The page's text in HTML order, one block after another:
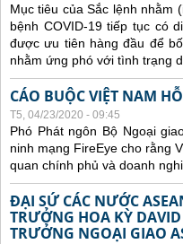
Mục tiêu của Sắc lệnh nhằm
bệnh COVID-19 tiếp tục có
được ưu tiên hàng đầu để
nhằm ứng phó với tình trạng
CÁO BUỘC VIỆT NAM
T5, 04/23/2020 - 09:45
Phó Phát ngôn Bộ Ngoại
ninh mạng FireEye cho rằng
quan chính phủ và doanh
ĐẠI SỨ CÁC NƯỚC
TRƯỞNG HOA KỲ
TRƯỞNG NGOẠI GIAO